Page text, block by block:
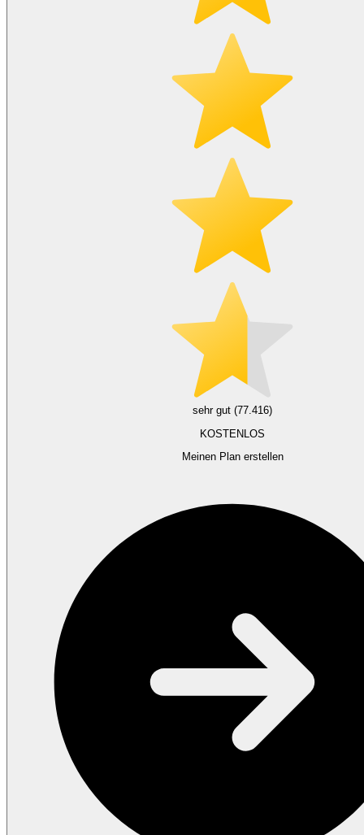
sehr gut (77.416)
KOSTENLOS
Meinen Plan erstellen